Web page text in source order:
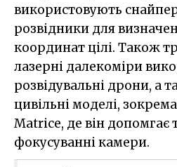
використовують
розвідники для
координат цілі. Також
лазерні далекоміри
розвідувальні дрони, а
цивільні моделі,
Matrice, де він допомгає
фокусуванні камери.